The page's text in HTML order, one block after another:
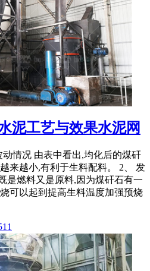
泥工艺与效果水泥网
动情况 由表中看出,均化后的煤矸
来越小,有利于生料配料。 2、 发
是燃料又是原料,因为煤矸石有一
可以起到提高生料温度加强预烧